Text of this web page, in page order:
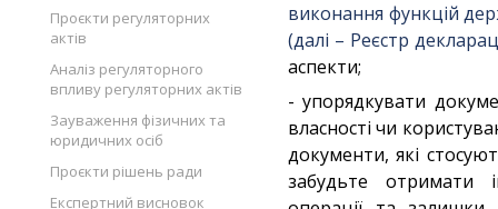
Проєкти регуляторних
актів
Аналіз регуляторного
впливу регуляторних актів
Зауваження фізичних та
юридичних осіб
Проєкти рішень ради
Експертний висновок
виконання функцій
(далі – Реєстр
аспекти;
- упорядкувати
власності чи
документи, які
забудьте отримати